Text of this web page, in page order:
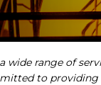
range of
to providing